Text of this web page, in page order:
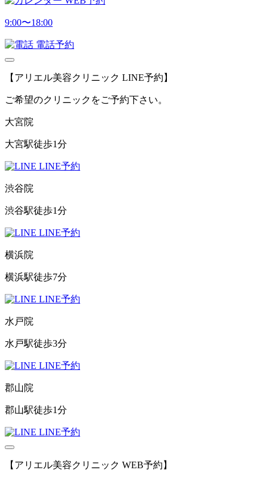
9:00〜18:00
電話予約
【アリエル美容クリニック LINE予約】
ご希望のクリニックをご予約下さい。
大宮院
大宮駅徒歩1分
LINE予約
渋谷院
渋谷駅徒歩1分
LINE予約
横浜院
横浜駅徒歩7分
LINE予約
水戸院
水戸駅徒歩3分
LINE予約
郡山院
郡山駅徒歩1分
LINE予約
【アリエル美容クリニック WEB予約】